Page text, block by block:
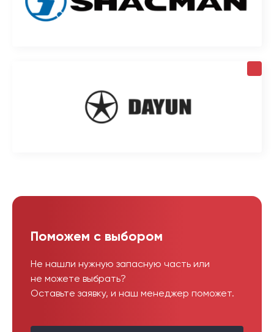
Поможем с выбором
Не нашли нужную запасную часть или
не можете выбрать?
Оставьте заявку, и наш менеджер поможет.